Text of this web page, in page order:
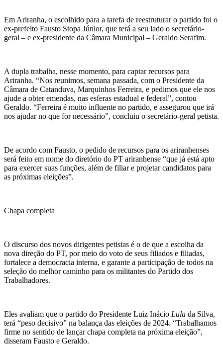
Em Ariranha, o escolhido para a tarefa de reestruturar o partido foi o
ex-prefeito Fausto Stopa Júnior, que terá a seu lado o secretário-
geral – e ex-presidente da Câmara Municipal – Geraldo Serafim.
A dupla trabalha, nesse momento, para captar recursos para
Ariranha. “Nos reunimos, semana passada, com o Presidente da
Câmara de Catanduva, Marquinhos Ferreira, e pedimos que ele nos
ajude a obter emendas, nas esferas estadual e federal”, contou
Geraldo. “Ferreira é muito influente no partido, e assegurou que irá
nos ajudar no que for necessário”, concluiu o secretário-geral petista.
De acordo com Fausto, o pedido de recursos para os ariranhenses
será feito em nome do diretório do PT ariranhense “que já está apto
para exercer suas funções, além de filiar e projetar candidatos para
as próximas eleições”.
Chapa completa
O discurso dos novos dirigentes petistas é o de que a escolha da
nova direção do PT, por meio do voto de seus filiados e filiadas,
fortalece a democracia interna, e garante a participação de todos na
seleção do melhor caminho para os militantes do Partido dos
Trabalhadores.
Eles avaliam que o partido do Presidente Luiz Inácio Lula da Silva,
terá “peso decisivo” na balança das eleições de 2024. “Trabalhamos
firme no sentido de lançar chapa completa na próxima eleição”,
disseram Fausto e Geraldo.